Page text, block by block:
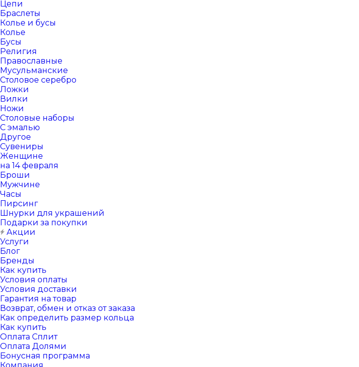
Цепи
Браслеты
Колье и бусы
Колье
Бусы
Религия
Православные
Мусульманские
Столовое серебро
Ложки
Вилки
Ножи
Столовые наборы
С эмалью
Другое
Сувениры
Женщине
на 14 февраля
Броши
Мужчине
Часы
Пирсинг
Шнурки для украшений
Подарки за покупки
Акции
Услуги
Блог
Бренды
Как купить
Условия оплаты
Условия доставки
Гарантия на товар
Возврат, обмен и отказ от заказа
Как определить размер кольца
Как купить
Оплата Сплит
Оплата Долями
Бонусная программа